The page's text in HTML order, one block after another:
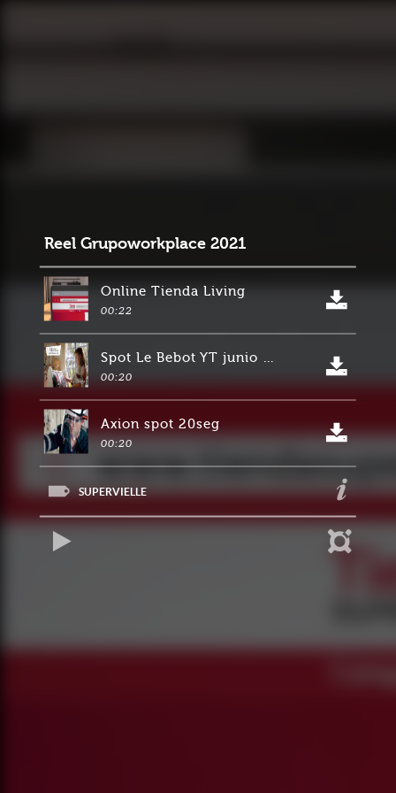
Reel Grupoworkplace 2021
Online Tienda Living
00:22
Spot Le Bebot YT junio 2021 20seg
00:20
Axion spot 20seg
00:20
SUPERVIELLE